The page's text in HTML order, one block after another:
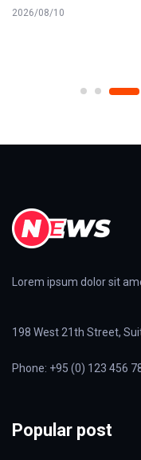
2026/08/10
Lorem ipsum dolor sit
198 West 21th Street,
Phone: +95 (0) 123 456
Popular post